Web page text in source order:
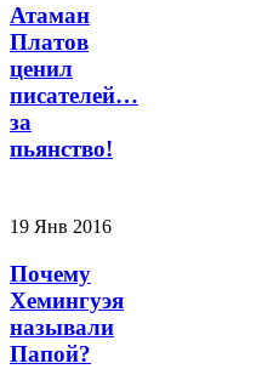
Атаман
Платов
ценил
писателей…
за
пьянство!
19 Янв 2016
Почему
Хемингуэя
называли
Папой?